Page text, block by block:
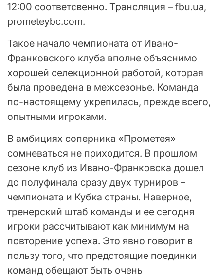
12:00 соответсвенно. Трансляция – fbu.ua,
prometeybc.com.
Такое начало чемпионата от Ивано-
Франковского клуба вполне объяснимо
хорошей селекционной работой, которая
была проведена в межсезонье. Команда
по-настоящему укрепилась, прежде всего,
опытными игроками.
В амбициях соперника «Прометея»
сомневаться не приходится. В прошлом
сезоне клуб из Ивано-Франковска дошел
до полуфинала сразу двух турниров –
чемпионата и Кубка страны. Наверное,
тренерский штаб команды и ее сегодня
игроки рассчитывают как минимум на
повторение успеха. Это явно говорит в
пользу того, что предстоящие поединки
команд обещают быть очень